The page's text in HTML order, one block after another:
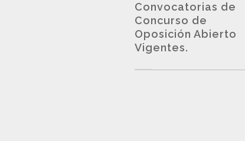
Convocatorias de
Concurso de
Oposición Abierto
Vigentes.